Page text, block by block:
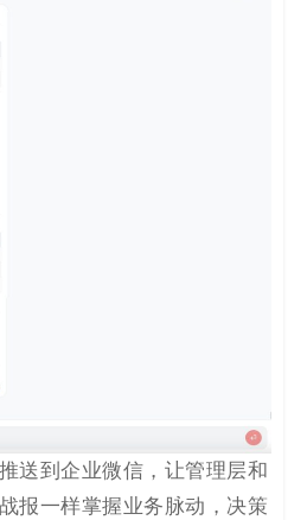
送到企业微信，让管理层和
报一样掌握业务脉动，决策